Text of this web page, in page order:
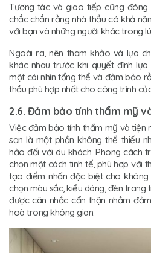
Tương tác và giao tiếp cũng
chắc chắn rằng nhà thầu có khả
với bạn và những người khác trong
Ngoài ra, nên tham khảo và lựa
khác nhau trước khi quyết định
một cái nhìn tổng thể và đảm bảo
thầu phù hợp nhất cho công trình
2.6. Đảm bảo tính thẩm mỹ
Việc đảm bảo tính thẩm mỹ và tiện
sạn là một phần không thể thiếu
hảo đối với du khách. Phong cách
chọn một cách tinh tế, phù hợp với
tạo điểm nhấn đặc biệt cho không
chọn màu sắc, kiểu dáng, đèn trang
được cân nhắc cẩn thận nhằm
hoà trong không gian.